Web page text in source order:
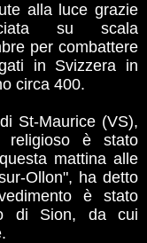
alla luce grazie
su scala
per combattere
in Svizzera in
circa 400.
St-Maurice (VS),
religioso è stato
mattina alle
Ollon", ha detto
è stato
di Sion, da cui